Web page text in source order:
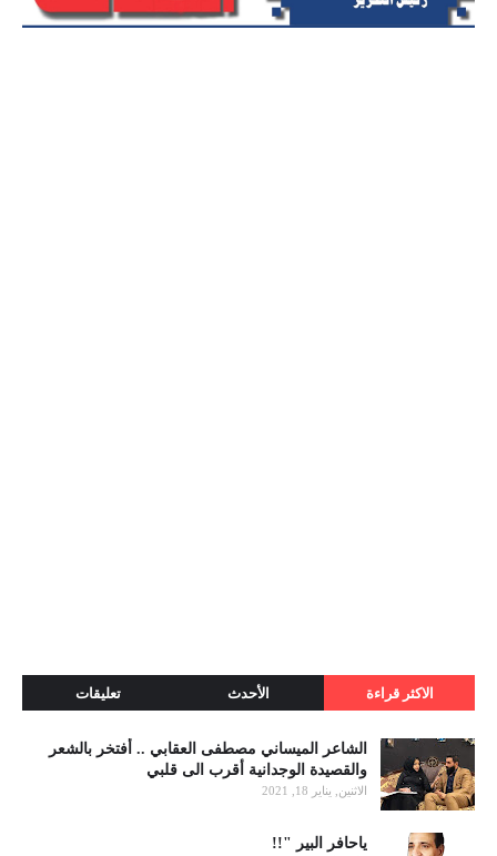
الاكثر قراءة الأحدث تعليقات
الشاعر الميساني مصطفى العقابي .. أفتخر بالشعر
والقصيدة الوجدانية أقرب الى قلبي
الاثنين, يناير 18, 2021
ياحافر البير "!!